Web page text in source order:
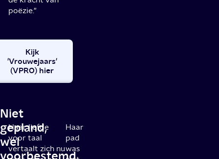
poëzie."
Kijk
'Vrouwejaars'
(VPRO) hier
Niet
gepland,
wel
voorbestemd
Haar liefde
voor taal
vertaalt zich nu
Haar
pad
was